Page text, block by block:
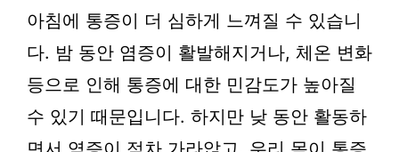
아침에 통증이 더 심하게 느껴질 수 있습니
다. 밤 동안 염증이 활발해지거나, 체온 변화
등으로 인해 통증에 대한 민감도가 높아질
수 있기 때문입니다. 하지만 낮 동안 활동하